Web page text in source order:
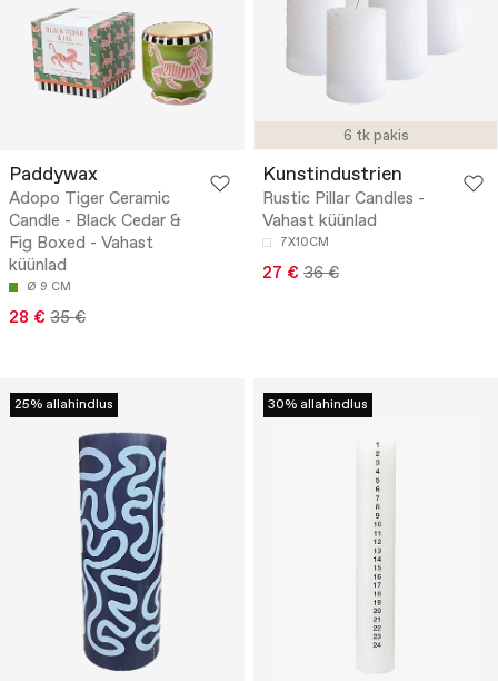
Paddywax
Adopo Tiger Ceramic
Candle - Black Cedar &
Fig Boxed - Vahast
küünlad
Ø 9 CM
28 € 35 €
6 tk pakis
Kunstindustrien
Rustic Pillar Candles -
Vahast küünlad
7X10CM
27 € 36 €
25% allahindlus 30% allahindlus